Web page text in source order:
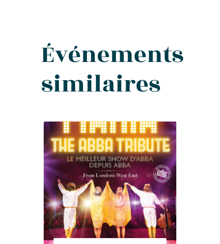
Événements
similaires